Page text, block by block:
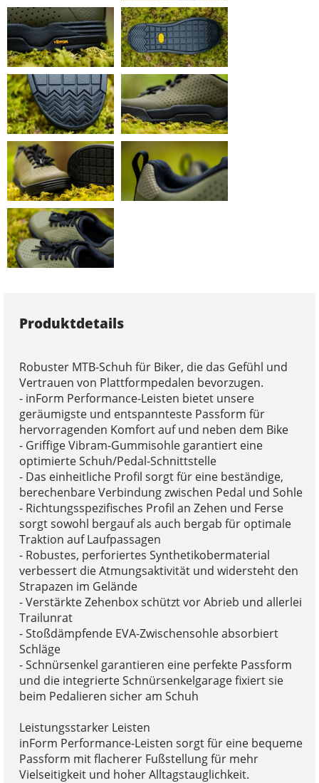
Produktdetails
Robuster MTB-Schuh für Biker, die das Gefühl und
Vertrauen von Plattformpedalen bevorzugen.
- inForm Performance-Leisten bietet unsere
geräumigste und entspannteste Passform für
hervorragenden Komfort auf und neben dem Bike
- Griffige Vibram-Gummisohle garantiert eine
optimierte Schuh/Pedal-Schnittstelle
- Das einheitliche Profil sorgt für eine beständige,
berechenbare Verbindung zwischen Pedal und Sohle
- Richtungsspezifisches Profil an Zehen und Ferse
sorgt sowohl bergauf als auch bergab für optimale
Traktion auf Laufpassagen
- Robustes, perforiertes Synthetikobermaterial
verbessert die Atmungsaktivität und widersteht den
Strapazen im Gelände
- Verstärkte Zehenbox schützt vor Abrieb und allerlei
Trailunrat
- Stoßdämpfende EVA-Zwischensohle absorbiert
Schläge
- Schnürsenkel garantieren eine perfekte Passform
und die integrierte Schnürsenkelgarage fixiert sie
beim Pedalieren sicher am Schuh
Leistungsstarker Leisten
inForm Performance-Leisten sorgt für eine bequeme
Passform mit flacherer Fußstellung für mehr
Vielseitigkeit und hoher Alltagstauglichkeit.